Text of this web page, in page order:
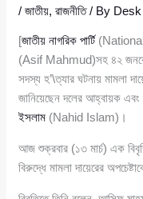
/জাতীয়,রাজনীতি/ By
[জাতীয় নাগরিক পার্টি
(Asif Mahmud)সহ ৪২
সদস্য হ’\ত্যার ঘটনায় মামলা
জানিয়েছেন দলের আহ্বায়ক
ইসলাম (Nahid Islam)।
আজ শুক্রবার (১৩ মার্চ) এক
বিরুদ্ধে মামলা দায়েরের